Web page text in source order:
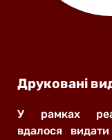
Друковані
У рамках
вдалося